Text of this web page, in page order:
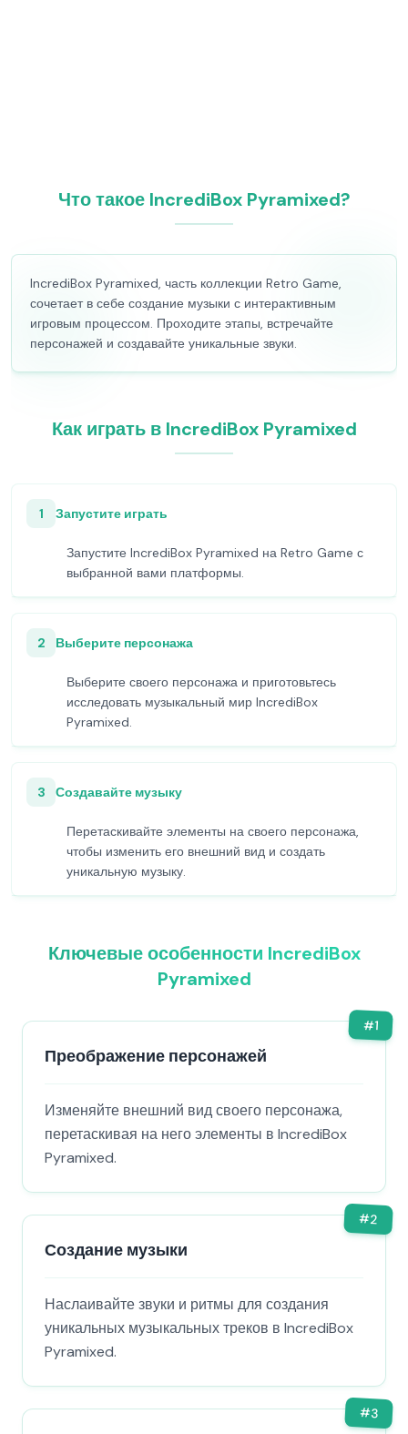
Что такое IncrediBox Pyramixed?
IncrediBox Pyramixed, часть коллекции Retro Game,
сочетает в себе создание музыки с интерактивным
игровым процессом. Проходите этапы, встречайте
персонажей и создавайте уникальные звуки.
Как играть в IncrediBox Pyramixed
1 Запустите играть
Запустите IncrediBox Pyramixed на Retro Game с
выбранной вами платформы.
2 Выберите персонажа
Выберите своего персонажа и приготовьтесь
исследовать музыкальный мир IncrediBox
Pyramixed.
3 Создавайте музыку
Перетаскивайте элементы на своего персонажа,
чтобы изменить его внешний вид и создать
уникальную музыку.
Ключевые особенности IncrediBox
Pyramixed
#1
Преображение персонажей
Изменяйте внешний вид своего персонажа,
перетаскивая на него элементы в IncrediBox
Pyramixed.
#2
Создание музыки
Наслаивайте звуки и ритмы для создания
уникальных музыкальных треков в IncrediBox
Pyramixed.
#3